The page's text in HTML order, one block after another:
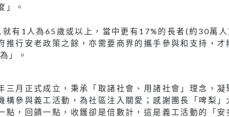
」。
有1人為65歲或以上，當中更有17%的長者(約30萬
推行安老政策之餘，亦需要商界的攜手參與和支持，才
」。
三月正式成立，秉承「取諸社會、用諸社會」理念，凝
構參與義工活動，為社區注入關愛；感謝團長「啤梨」
點，回饋一點，收鑊卻是倍數計，這是義工活動的「安